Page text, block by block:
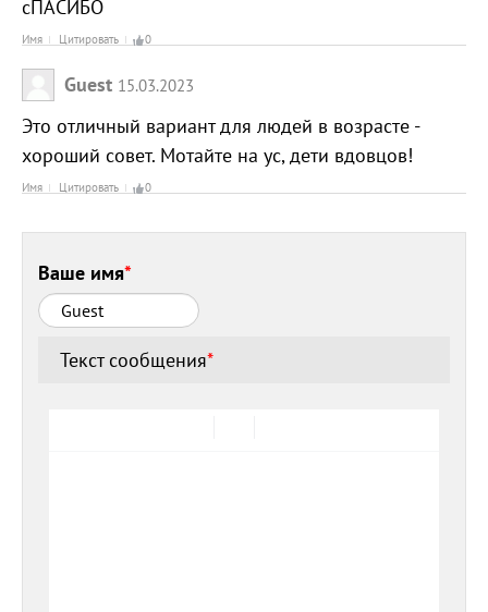
сПАСИБО
Имя Цитировать 0
Guest 15.03.2023
Это отличный вариант для людей в возрасте -
хороший совет. Мотайте на ус, дети вдовцов!
Имя Цитировать 0
Ваше имя*
Текст сообщения*